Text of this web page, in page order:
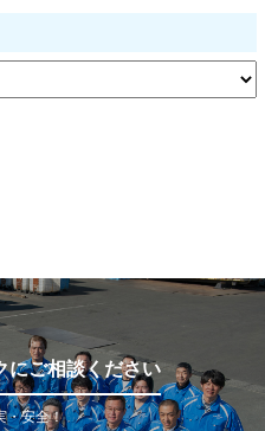
にご相談ください
・安全！